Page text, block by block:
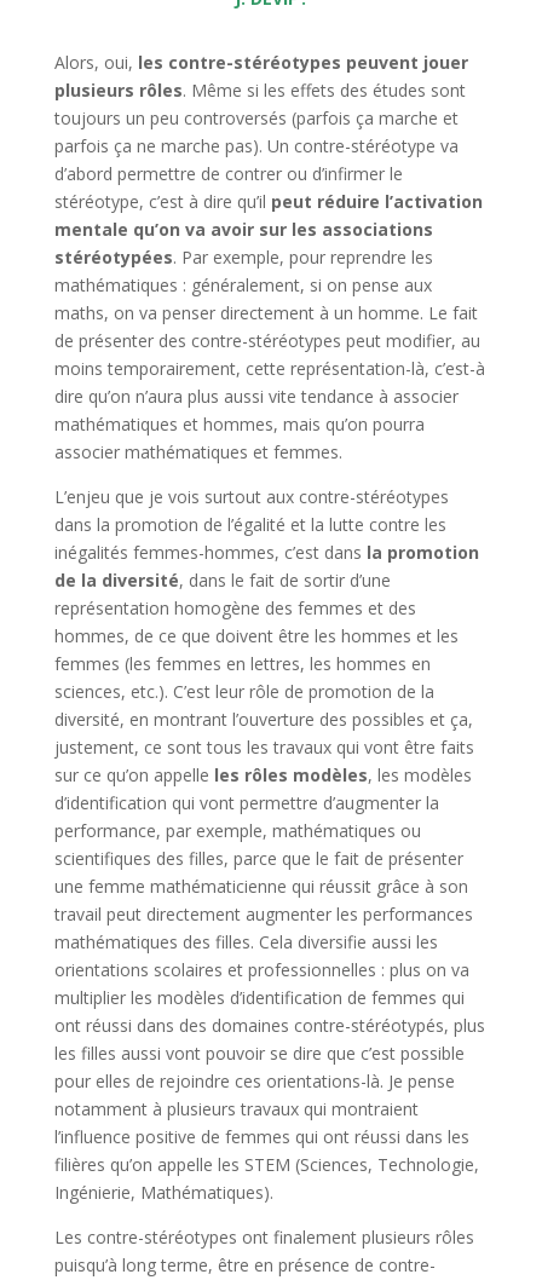
Alors, oui, les contre-stéréotypes peuvent jouer
plusieurs rôles. Même si les effets des études sont
toujours un peu controversés (parfois ça marche et
parfois ça ne marche pas). Un contre-stéréotype va
d’abord permettre de contrer ou d’infirmer le
stéréotype, c’est à dire qu’il peut réduire l’activation
mentale qu’on va avoir sur les associations
stéréotypées. Par exemple, pour reprendre les
mathématiques : généralement, si on pense aux
maths, on va penser directement à un homme. Le fait
de présenter des contre-stéréotypes peut modifier, au
moins temporairement, cette représentation-là, c’est-à
dire qu’on n’aura plus aussi vite tendance à associer
mathématiques et hommes, mais qu’on pourra
associer mathématiques et femmes.
L’enjeu que je vois surtout aux contre-stéréotypes
dans la promotion de l’égalité et la lutte contre les
inégalités femmes-hommes, c’est dans la promotion
de la diversité, dans le fait de sortir d’une
représentation homogène des femmes et des
hommes, de ce que doivent être les hommes et les
femmes (les femmes en lettres, les hommes en
sciences, etc.). C’est leur rôle de promotion de la
diversité, en montrant l’ouverture des possibles et ça,
justement, ce sont tous les travaux qui vont être faits
sur ce qu’on appelle les rôles modèles, les modèles
d’identification qui vont permettre d’augmenter la
performance, par exemple, mathématiques ou
scientifiques des filles, parce que le fait de présenter
une femme mathématicienne qui réussit grâce à son
travail peut directement augmenter les performances
mathématiques des filles. Cela diversifie aussi les
orientations scolaires et professionnelles : plus on va
multiplier les modèles d’identification de femmes qui
ont réussi dans des domaines contre-stéréotypés, plus
les filles aussi vont pouvoir se dire que c’est possible
pour elles de rejoindre ces orientations-là. Je pense
notamment à plusieurs travaux qui montraient
l’influence positive de femmes qui ont réussi dans les
filières qu’on appelle les STEM (Sciences, Technologie,
Ingénierie, Mathématiques).
Les contre-stéréotypes ont finalement plusieurs rôles
puisqu’à long terme, être en présence de contre-